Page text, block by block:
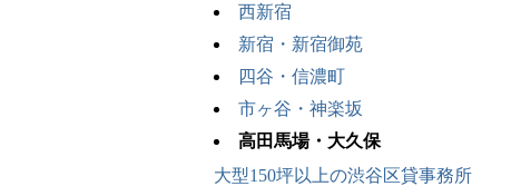
西新宿
新宿・新宿御苑
四谷・信濃町
市ヶ谷・神楽坂
高田馬場・大久保
大型150坪以上の渋谷区貸事務所